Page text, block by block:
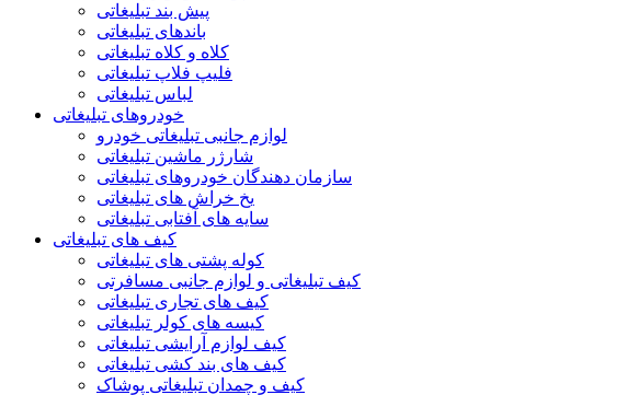
پیش بند تبلیغاتی
باندهای تبلیغاتی
کلاه و کلاه تبلیغاتی
فلیپ فلاپ تبلیغاتی
لباس تبلیغاتی
خودروهای تبلیغاتی
لوازم جانبی تبلیغاتی خودرو
شارژر ماشین تبلیغاتی
سازمان دهندگان خودروهای تبلیغاتی
یخ خراش های تبلیغاتی
سایه های آفتابی تبلیغاتی
کیف های تبلیغاتی
کوله پشتی های تبلیغاتی
کیف تبلیغاتی و لوازم جانبی مسافرتی
کیف های تجاری تبلیغاتی
کیسه های کولر تبلیغاتی
کیف لوازم آرایشی تبلیغاتی
کیف های بند کشی تبلیغاتی
کیف و چمدان تبلیغاتی پوشاک